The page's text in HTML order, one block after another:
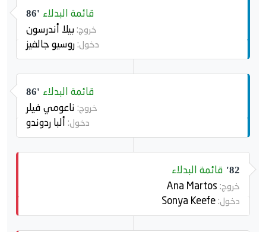
86' قائمة البدلاء
خروج:بيلا أندرسون
دخول:روسيو جالفيز
86' قائمة البدلاء
خروج: ناعومي فيلر
دخول: ألبا ردوندو
82' قائمة البدلاء
خروج:
دخول: